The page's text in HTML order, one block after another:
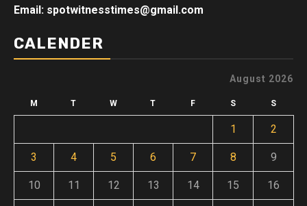
Email: spotwitnesstimes@gmail.com
CALENDER
August 2026
M T W T F S S
1 2
3 4 5 6 7 8 9
10 11 12 13 14 15 16